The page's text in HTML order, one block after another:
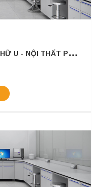
B
ÀN THÍ NGHIỆM ÁP TƯỜNG CHỮ U - NỘI THẤT PHÒNG LAB SCS